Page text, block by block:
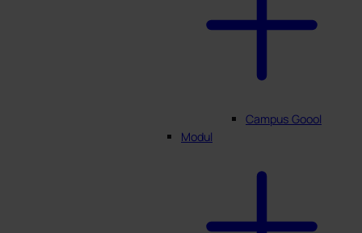
Campus Goool
Modul